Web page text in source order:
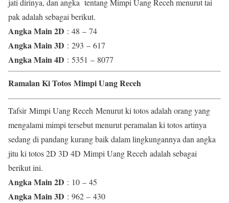
jati dirinya, dan angka tentang Mimpi Uang Receh menurut tai
pak adalah sebagai berikut.
Angka Main 2D : 48 – 74
Angka Main 3D : 293 – 617
Angka Main 4D : 5351 – 8077
Ramalan Ki Totos Mimpi Uang Receh
Tafsir Mimpi Uang Receh Menurut ki totos adalah orang yang
mengalami mimpi tersebut menurut peramalan ki totos artinya
sedang di pandang kurang baik dalam lingkungannya dan angka
jitu ki totos 2D 3D 4D Mimpi Uang Receh adalah sebagai
berikut ini.
Angka Main 2D : 10 – 45
Angka Main 3D : 962 – 430